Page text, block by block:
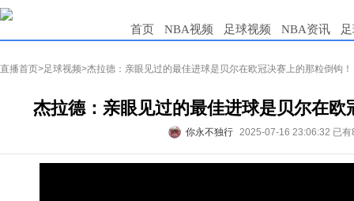
首页 NBA视频 足球视频 NBA资讯
直播首页>足球视频>杰拉德：亲眼见过的最佳进球是贝尔在欧冠决赛上的那粒倒钩！
杰拉德：亲眼见过的最佳进球是贝尔在欧
你永不独行 2025-07-16 23:06:32 已有